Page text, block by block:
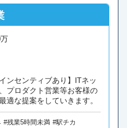
インセンティブあり】ITネッ
プロダクト営業等お客様の
適な提案をしていきます。
#残業5時間未満 #駅チカ